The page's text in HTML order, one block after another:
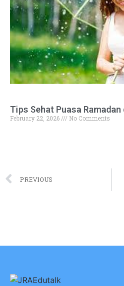
Tips Sehat Puasa
February 22, 2026 No Comments
PREVIOUS